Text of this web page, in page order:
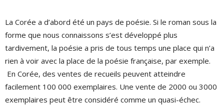
La Corée a d’abord été un pays de poésie. Si le roman sous la
forme que nous connaissons s’est développé plus
tardivement, la poésie a pris de tous temps une place qui n’a
rien à voir avec la place de la poésie française, par exemple.
En Corée, des ventes de recueils peuvent atteindre
facilement 100 000 exemplaires. Une vente de 2000 ou 3000
exemplaires peut être considéré comme un quasi-échec.